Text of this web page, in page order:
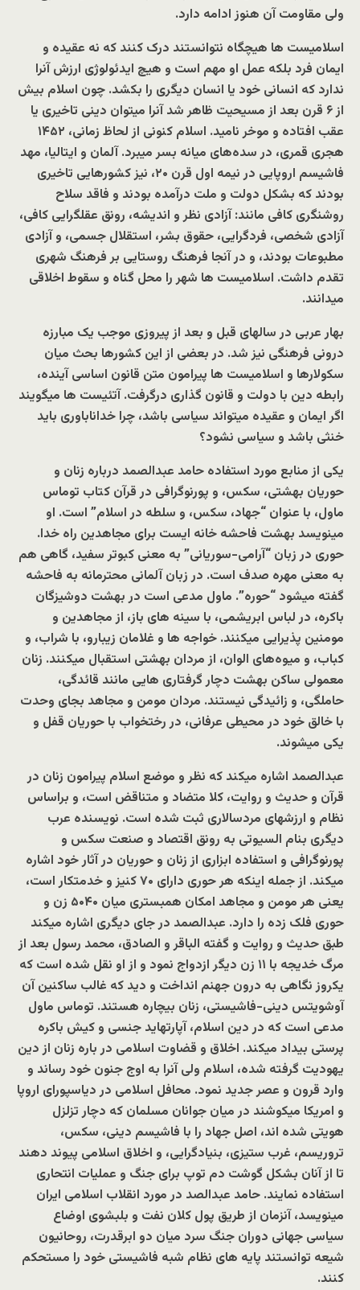
ولی مقاومت آن هنوز ادامه دارد.
اسلامیست ها هیچگاه نتوانستند درک کنند که نه عقیده و
ایمان فرد بلکه عمل او مهم است و هیچ ایدئولوژی ارزش آنرا
ندارد که انسانی خود یا انسان دیگری را بکشد. چون اسلام بیش
از ۶ قرن بعد از مسیحیت ظاهر شد آنرا میتوان دینی تاخیری یا
عقب افتاده و موخر نامید. اسلام کنونی از لحاظ زمانی، ۱۴۵۲
هجری قمری، در سده‌های میانه بسر میبرد. آلمان و ایتالیا، مهد
فاشیسم اروپایی در نیمه اول قرن ۲۰، نیز کشورهایی تاخیری
بودند که بشکل دولت و ملت درآمده بودند و فاقد سلاح
روشنگری کافی مانند: آزادی نظر و اندیشه، رونق عقلگرایی کافی،
آزادی شخصی، فردگرایی، حقوق بشر، استقلال جسمی، و آزادی
مطبوعات بودند، و در آنجا فرهنگ روستایی بر فرهنگ شهری
تقدم داشت. اسلامیست ها شهر را محل گناه و سقوط اخلاقی
میدانند.
بهار عربی در سالهای قبل و بعد از پیروزی موجب یک مبارزه
درونی فرهنگی نیز شد. در بعضی از این کشورها بحث میان
سکولارها و اسلامیست ها پیرامون متن قانون اساسی آینده،
رابطه دین با دولت و قانون گذاری درگرفت. آتئیست ها میگویند
اگر ایمان و عقیده میتواند سیاسی باشد، چرا خداناباوری باید
خنثی باشد و سیاسی نشود؟
یکی از منابع مورد استفاده حامد عبدالصمد درباره زنان و
حوریان بهشتی، سکس، و پورنوگرافی در قرآن کتاب توماس
ماول، با عنوان “جهاد، سکس، و سلطه در اسلام” است. او
مینویسد بهشت فاحشه خانه ایست برای مجاهدین راه خدا.
حوری در زبان “آرامی-سوریانی” به معنی کبوتر سفید، گاهی هم
به معنی مهره صدف است. در زبان آلمانی محترمانه به فاحشه
گفته میشود “حوره”. ماول مدعی است در بهشت دوشیزگان
باکره، در لباس ابریشمی، با سینه های باز، از مجاهدین و
مومنین پذیرایی میکنند. خواجه ها و غلامان زیبارو، با شراب، و
کباب، و میوه‌های الوان، از مردان بهشتی استقبال میکنند. زنان
معمولی ساکن بهشت دچار گرفتاری هایی مانند قائدگی،
حاملگی، و زائیدگی نیستند. مردان مومن و مجاهد بجای وحدت
با خالق خود در محیطی عرفانی، در رختخواب با حوریان قفل و
یکی میشوند.
عبدالصمد اشاره میکند که نظر و موضع اسلام پیرامون زنان در
قرآن و حدیث و روایت، کلا متضاد و متناقض است، و براساس
نظام و ارزشهای مردسالاری ثبت شده است. نویسنده عرب
دیگری بنام السیوتی به رونق اقتصاد و صنعت سکس و
پورنوگرافی و استفاده ابزاری از زنان و حوریان در آثار خود اشاره
میکند. از جمله اینکه هر حوری دارای ۷۰ کنیز و خدمتکار است،
یعنی هر مومن و مجاهد امکان همبستری میان ۵۰۴۰ زن و
حوری فلک زده را دارد. عبدالصمد در جای دیگری اشاره میکند
طبق حدیث و روایت و گفته الباقر و الصادق، محمد رسول بعد از
مرگ خدیجه با ۱۱ زن دیگر ازدواج نمود و از او نقل شده است که
یکروز نگاهی به درون جهنم انداخت و دید که غالب ساکنین آن
آوشویتس دینی-فاشیستی، زنان بیچاره هستند. توماس ماول
مدعی است که در دین اسلام، آپارتهاید جنسی و کیش باکره
پرستی بیداد میکند. اخلاق و قضاوت اسلامی در باره زنان از دین
یهودیت گرفته شده، اسلام ولی آنرا به اوج جنون خود رساند و
وارد قرون و عصر جدید نمود. محافل اسلامی در دیاسپورای اروپا
و امریکا میکوشند در میان جوانان مسلمان که دچار تزلزل
هویتی شده اند، اصل جهاد را با فاشیسم دینی، سکس،
تروریسم، غرب ستیزی، بنیادگرایی، و اخلاق اسلامی پیوند دهند
تا از آنان بشکل گوشت دم توپ برای جنگ و عملیات انتحاری
استفاده نمایند. حامد عبدالصد در مورد انقلاب اسلامی ایران
مینویسد، آنزمان از طریق پول کلان نفت و بلبشوی اوضاع
سیاسی جهانی دوران جنگ سرد میان دو ابرقدرت، روحانیون
شیعه توانستند پایه های نظام شبه فاشیستی خود را مستحکم
کنند.